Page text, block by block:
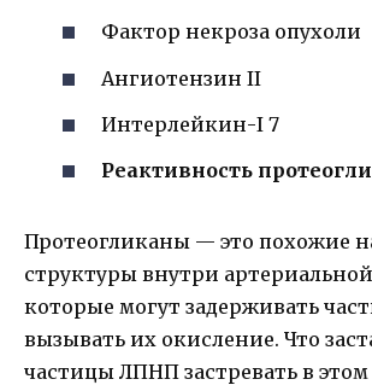
Фактор некроза опухоли
Ангиотензин II
Интерлейкин-I 7
Реактивность
Протеогликаны — это похожие
структуры внутри
которые могут задерживать
вызывать их окисление. Что
частицы ЛПНП застревать в этом